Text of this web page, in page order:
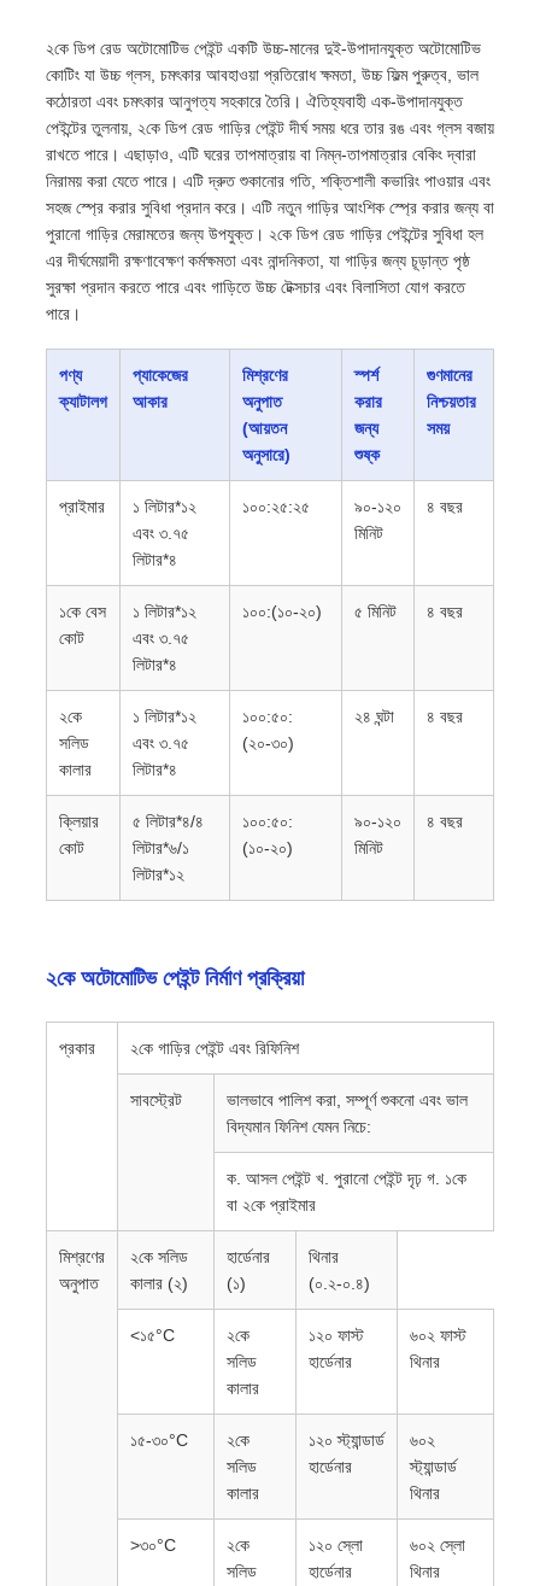
২কে ডিপ রেড অটোমোটিভ পেইন্ট একটি উচ্চ-মানের দুই-উপাদানযুক্ত অটোমোটিভ
কোটিং যা উচ্চ গ্লস, চমৎকার আবহাওয়া প্রতিরোধ ক্ষমতা, উচ্চ ফিল্ম পুরুত্ব, ভাল
কঠোরতা এবং চমৎকার আনুগত্য সহকারে তৈরি। ঐতিহ্যবাহী এক-উপাদানযুক্ত
পেইন্টের তুলনায়, ২কে ডিপ রেড গাড়ির পেইন্ট দীর্ঘ সময় ধরে তার রঙ এবং গ্লস বজায়
রাখতে পারে। এছাড়াও, এটি ঘরের তাপমাত্রায় বা নিম্ন-তাপমাত্রার বেকিং দ্বারা
নিরাময় করা যেতে পারে। এটি দ্রুত শুকানোর গতি, শক্তিশালী কভারিং পাওয়ার এবং
সহজ স্প্রে করার সুবিধা প্রদান করে। এটি নতুন গাড়ির আংশিক স্প্রে করার জন্য বা
পুরানো গাড়ির মেরামতের জন্য উপযুক্ত। ২কে ডিপ রেড গাড়ির পেইন্টের সুবিধা হল
এর দীর্ঘমেয়াদী রক্ষণাবেক্ষণ কর্মক্ষমতা এবং নান্দনিকতা, যা গাড়ির জন্য চূড়ান্ত পৃষ্ঠ
সুরক্ষা প্রদান করতে পারে এবং গাড়িতে উচ্চ টেক্সচার এবং বিলাসিতা যোগ করতে
পারে।
পণ্য
ক্যাটালগ
প্যাকেজের
আকার
মিশ্রণের
অনুপাত
(আয়তন
অনুসারে)
স্পর্শ
করার
জন্য
শুষ্ক
গুণমানের
নিশ্চয়তার
সময়
প্রাইমার
১ লিটার*১২
এবং ৩.৭৫
লিটার*৪
১০০:২৫:২৫
৯০-১২০
মিনিট
৪ বছর
১কে বেস
কোট
১ লিটার*১২
এবং ৩.৭৫
লিটার*৪
১০০:(১০-২০) ৫ মিনিট ৪ বছর
২কে
সলিড
কালার
১ লিটার*১২
এবং ৩.৭৫
লিটার*৪
১০০:৫০:
(২০-৩০)
২৪ ঘন্টা ৪ বছর
ক্লিয়ার
কোট
৫ লিটার*৪/৪
লিটার*৬/১
লিটার*১২
১০০:৫০:
(১০-২০)
৯০-১২০
মিনিট
৪ বছর
২কে অটোমোটিভ পেইন্ট নির্মাণ প্রক্রিয়া
প্রকার ২কে গাড়ির পেইন্ট এবং রিফিনিশ
সাবস্ট্রেট
ভালভাবে পালিশ করা, সম্পূর্ণ শুকনো এবং ভাল
বিদ্যমান ফিনিশ যেমন নিচে:
ক. আসল পেইন্ট খ. পুরানো পেইন্ট দৃঢ় গ. ১কে
বা ২কে প্রাইমার
মিশ্রণের
অনুপাত
২কে সলিড
কালার (২)
হার্ডেনার
(১)
থিনার
(০.২-০.৪)
<১৫°C
২কে
সলিড
কালার
১২০ ফাস্ট
হার্ডেনার
৬০২ ফাস্ট
থিনার
১৫-৩০°C
২কে
সলিড
কালার
১২০ স্ট্যান্ডার্ড
হার্ডেনার
৬০২
স্ট্যান্ডার্ড
থিনার
>৩০°C
২কে
সলিড
১২০ স্লো
হার্ডেনার
৬০২ স্লো
থিনার